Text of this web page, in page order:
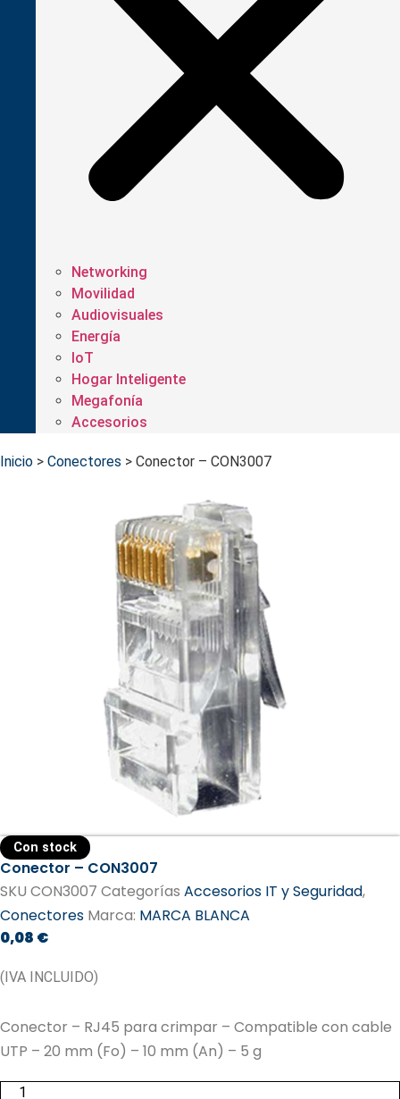
Networking
Movilidad
Audiovisuales
Energía
IoT
Hogar Inteligente
Megafonía
Accesorios
Inicio > Conectores > Conector – CON3007
Con stock
Conector – CON3007
SKU CON3007 Categorías Accesorios IT y Seguridad,
Conectores Marca: MARCA BLANCA
0,08 €
(IVA INCLUIDO)
Conector – RJ45 para crimpar – Compatible con cable
UTP – 20 mm (Fo) – 10 mm (An) – 5 g
Conector